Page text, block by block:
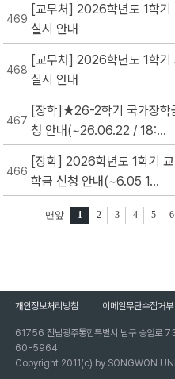
469
[교무처] 2026학년도 1학기
실시 안내
468
[교무처] 2026학년도 1학기
실시 안내
467
[장학]★26-2학기 국가장학
청 안내(~26.06.22 / 18:...
466
[장학] 2026학년도 1학기
학금 신청 안내(~6.05 1...
맨앞 1 2 3 4 5 6
개인정보처리방침 이메일무단수집거부
61756 전남광주통합특별시 남구 송암로
60-5964
Copyright 2011(c) by SONGWON